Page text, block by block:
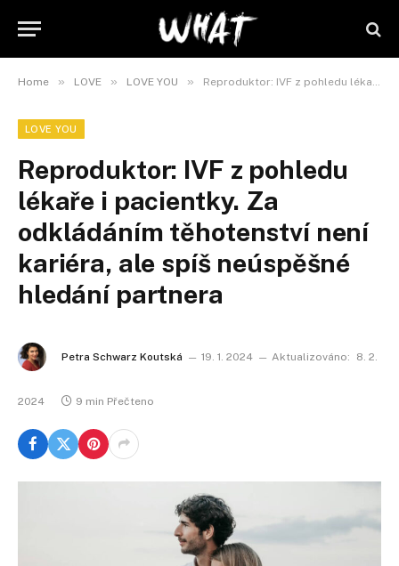
Home » LOVE » LOVE YOU » Reproduktor: IVF z pohledu lékaře i pacientky. Za odkládáním těhotenství není kariéra, ale spíš neúspěšné hledání partnera
LOVE YOU
Reproduktor: IVF z pohledu
lékaře i pacientky. Za
odkládáním těhotenství není
kariéra, ale spíš neúspěšné
hledání partnera
Petra Schwarz Koutská 19. 1. 2024 Aktualizováno: 8. 2.
2024 9 min Přečteno